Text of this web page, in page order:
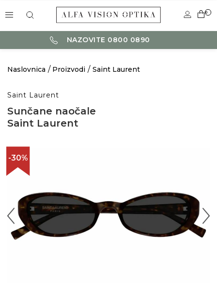
0
NAZOVITE 0800 0890
Naslovnica Proizvodi Saint Laurent
Saint Laurent
Sunčane naočale
Saint Laurent
-30%